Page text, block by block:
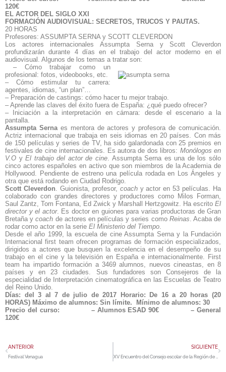
120€
EL ACTOR DEL SIGLO XXI
FORMACIÓN AUDIOVISUAL: SECRETOS, TRUCOS Y PAUTAS.
20 HORAS
Profesores: ASSUMPTA SERNA y SCOTT CLEVERDON
Los actores internacionales Assumpta Serna y Scott Cleverdon
profundizarán durante 4 días en el trabajo del actor moderno en el
audiovisual. Algunos de los temas a tratar son:
– Cómo trabajar como un
profesional: fotos, videobooks, etc.
– Cómo estimular tu carrera:
agentes, idiomas, “un plan”…
– Preparación de castings: cómo hacer tu mejor trabajo.
– Aprende las claves del éxito fuera de España: ¿qué puedo ofrecer?
– Iniciación a la interpretación en cámara: desde el escenario a la
pantalla.
Assumpta Sernaes mentora de actores y profesora de comunicación.
Actriz internacional que trabaja en seis idiomas en 20 países. Con más
de 150 películas y series de TV, ha sido galardonada con 25 premios en
festivales de cine internacionales. Es autora de dos libros: Monólogos en
V.O yEl trabajo del actor de cine. Assumpta Serna es una de los sólo
cinco actores españoles en activo que son miembros de la Academia de
Hollywood. Pendiente de estreno una película rodada en Los Ángeles y
otra que está rodando en Ciudad Rodrigo.
Scott Cleverdon. Guionista, profesor, coachy actor en 53 películas. Ha
colaborado con grandes directores y productores como Milos Forman,
Saul Zantz, Tom Fontana, Ed Zwick y Marshall Hertzgowitz. Ha escrito El
director y el actor. Es doctor en guiones para varias productoras de Gran
Bretaña ycoach de actores en películas y series como Reinas. Acaba de
rodar como actor en la serie El Ministerio del Tiempo.
Desde el año 1999, la escuela de cine Assumpta Serna y la Fundación
Internacional first team ofrecen programas de formación especializados,
dirigidos a actores que busquen la excelencia en el desempeño de su
trabajo en el cine y la televisión en España e internacionalmente. First
team ha impartido formación a 3469 alumnos, nuevos cineastas, en 8
países y en 23 ciudades. Sus fundadores son Consejeros de la
especialidad de Interpretación cinematográfica en las Escuelas de Teatro
del Reino Unido.
Días: del 3 al 7 de julio de 2017
Horario: De 16 a 20 horas (20
HORAS) Máximo de alumnos: Sin límite.
Mínimo de alumnos: 30
Precio del curso:
– Alumnos ESAD 90€
– General
120€
ANTERIOR
Festival Venagua
SIGUIENTE
XV Encuentro del Consejo escolar de la Región de Murcia